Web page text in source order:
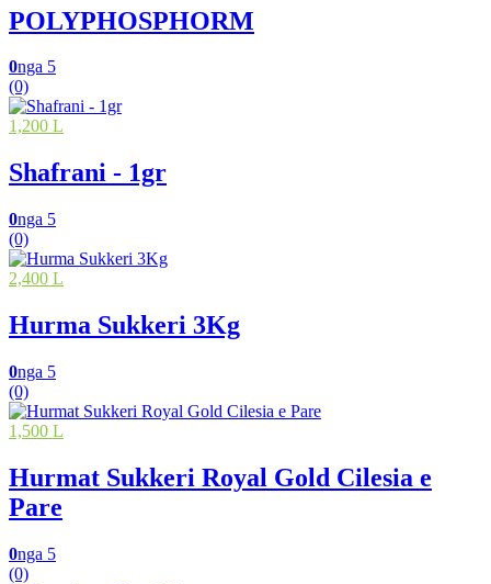
POLYPHOSPHORM
0nga 5
(0)
1,200 L
Shafrani - 1gr
0nga 5
(0)
2,400 L
Hurma Sukkeri 3Kg
0nga 5
(0)
1,500 L
Hurmat Sukkeri Royal Gold Cilesia e
Pare
0nga 5
(0)